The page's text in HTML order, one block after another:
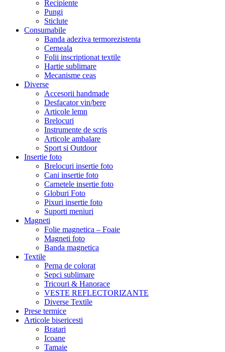
Recipiente
Pungi
Sticlute
Consumabile
Banda adeziva termorezistenta
Cerneala
Folii inscriptionat textile
Hartie sublimare
Mecanisme ceas
Diverse
Accesorii handmade
Desfacator vin/bere
Articole lemn
Brelocuri
Instrumente de scris
Articole ambalare
Sport si Outdoor
Insertie foto
Brelocuri insertie foto
Cani insertie foto
Carnetele insertie foto
Globuri Foto
Pixuri insertie foto
Suporti meniuri
Magneti
Folie magnetica – Foaie
Magneti foto
Banda magnetica
Textile
Perna de colorat
Sepci sublimare
Tricouri & Hanorace
VESTE REFLECTORIZANTE
Diverse Textile
Prese termice
Articole bisericesti
Bratari
Icoane
Tamaie